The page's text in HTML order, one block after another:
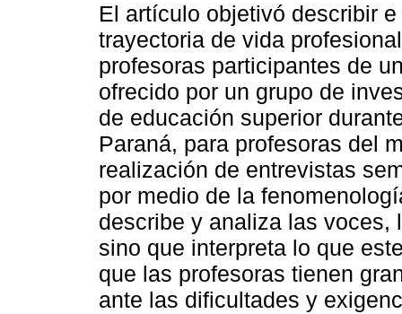
El artículo objetivó describir
trayectoria de vida
profesoras participantes de
ofrecido por un grupo de
de educación superior
Paraná, para profesoras del
realización de entrevistas
por medio de la
describe y analiza las voces,
sino que interpreta lo que
que las profesoras tienen
ante las dificultades y